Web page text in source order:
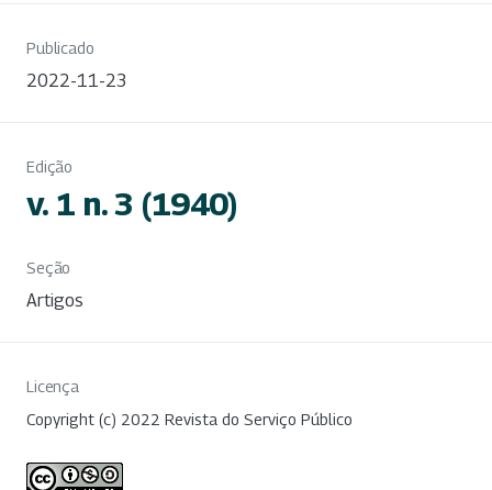
Publicado
2022-11-23
Edição
v. 1 n. 3 (1940)
Seção
Artigos
Licença
Copyright (c) 2022 Revista do Serviço Público